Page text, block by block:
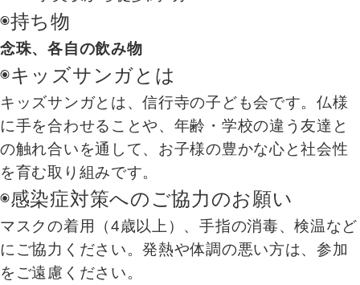
◉持ち物
念珠、各自の飲み物
◉キッズサンガとは
キッズサンガとは、信行寺の子ども会です。仏様
に手を合わせることや、年齢・学校の違う友達と
の触れ合いを通して、お子様の豊かな心と社会性
を育む取り組みです。
◉感染症対策へのご協力のお願い
マスクの着用（4歳以上）、手指の消毒、検温など
にご協力ください。発熱や体調の悪い方は、参加
をご遠慮ください。